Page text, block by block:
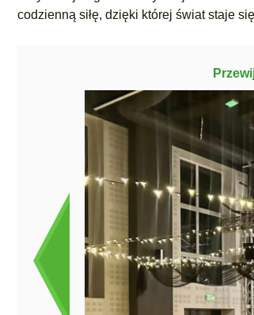
codzienną siłę, dzięki której świat staje